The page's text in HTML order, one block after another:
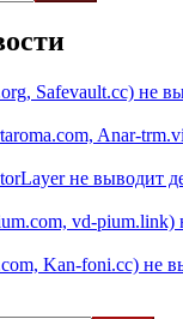
Safevault.cc) не
Anar-
не выводит
vd-pium.link)
Kan-foni.cc) не